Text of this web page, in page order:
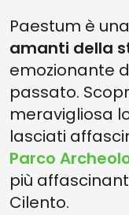
Paestum è una
amanti della
emozionante
passato.
meravigliosa
lasciati
Parco
più
Cilento.